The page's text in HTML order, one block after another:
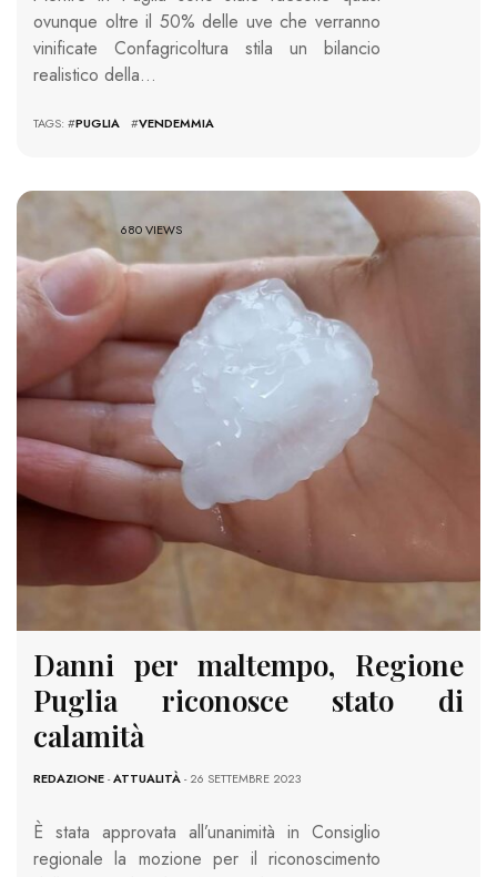
ovunque oltre il 50% delle uve che verranno
vinificate Confagricoltura stila un bilancio
realistico della…
TAGS: #PUGLIA #VENDEMMIA
680 VIEWS
Danni per maltempo, Regione
Puglia riconosce stato di
calamità
REDAZIONE-ATTUALITÀ- 26 SETTEMBRE 2023
È stata approvata all’unanimità in Consiglio
regionale la mozione per il riconoscimento